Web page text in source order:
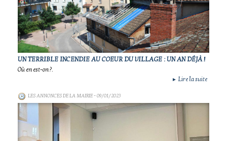
UN TERRIBLE INCENDIE AU COEUR DU VILLAGE : UN AN DÉJÀ !
Où en est-on ?.
► Lire la suite
LES ANNONCES DE LA MAIRIE- 09/01/2023